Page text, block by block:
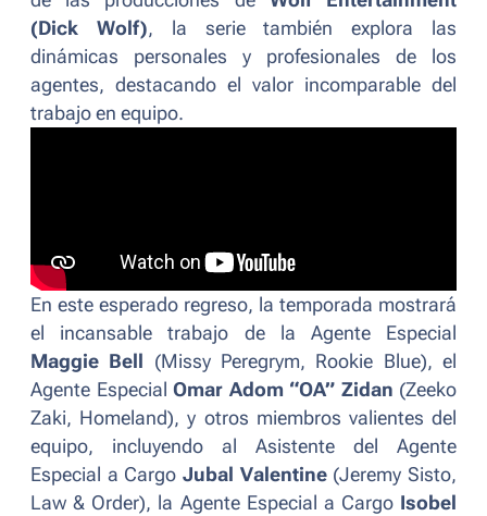
(Dick Wolf), la serie también explora las
dinámicas personales y profesionales de los
agentes, destacando el valor incomparable del
trabajo en equipo.
En este esperado regreso, la temporada mostrará
el incansable trabajo de la Agente Especial
Maggie Bell
(Missy Peregrym, Rookie Blue), el
Agente Especial Omar Adom “OA” Zidan (Zeeko
Zaki, Homeland), y otros miembros valientes del
equipo, incluyendo al Asistente del Agente
Especial a Cargo Jubal Valentine(Jeremy Sisto,
Law & Order), la Agente Especial a Cargo Isobel